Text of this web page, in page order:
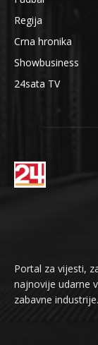
Regija
Crna hronika
Showbusiness
24sata TV
Portal za vijesti,
najnovije udarne
zabavne industrije.